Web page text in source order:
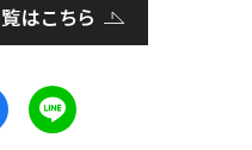
はこちら